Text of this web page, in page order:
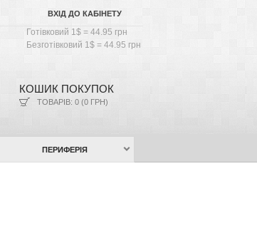
ВХІД ДО КАБІНЕТУ
Готівковий 1$ = 44.95 грн
Безготівковий 1$ = 44.95 грн
КОШИК ПОКУПОК
ТОВАРІВ: 0 (0 ГРН)
ПЕРИФЕРІЯ